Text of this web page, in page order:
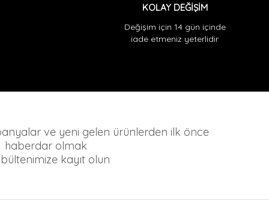
KOLAY DEĞİŞİM
Değişim için 14 gün içinde
iade etmeniz yeterlidir
ve yeni gelen ürünlerden ilk önce
haberdar olmak
kayıt olun